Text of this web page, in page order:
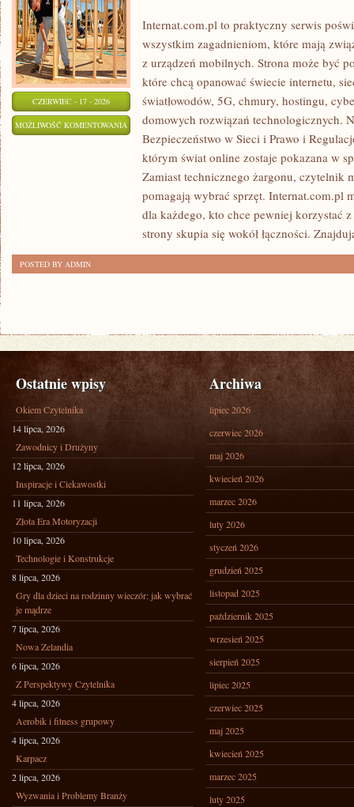
CZERWIEC - 17 - 2026
MOŻLIWOŚĆ KOMENTOWANIA INTERNET
RADIOWY
SATELITARNY
Internat.com.pl to praktyczny serwis
wszystkim zagadnieniom, które mają
z urządzeń mobilnych. Strona może być
które chcą opanować świecie internetu,
światłowodów, 5G, chmury, hostingu,
domowych rozwiązań technologicznych.
Bezpieczeństwo w Sieci i Prawo i
którym świat online zostaje pokazana w
Zamiast technicznego żargonu, czytelnik
pomagają wybrać sprzęt. Internat.com.pl
dla każdego, kto chce pewniej korzystać
strony skupia się wokół łączności.
POSTED BY ADMIN
Ostatnie wpisy
Okiem Czytelnika
14 lipca, 2026
Zawodnicy i Drużyny
12 lipca, 2026
Inspiracje i Ciekawostki
11 lipca, 2026
Złota Era Motoryzacji
10 lipca, 2026
Technologie i Konstrukcje
8 lipca, 2026
Gry dla dzieci na rodzinny wieczór: jak wybrać
je mądrze
7 lipca, 2026
Nowa Zelandia
6 lipca, 2026
Z Perspektywy Czytelnika
4 lipca, 2026
Aerobik i fitness grupowy
4 lipca, 2026
Karpacz
2 lipca, 2026
Wyzwania i Problemy Branży
Archiwa
lipiec 2026
czerwiec 2026
maj 2026
kwiecień 2026
marzec 2026
luty 2026
styczeń 2026
grudzień 2025
listopad 2025
październik 2025
wrzesień 2025
sierpień 2025
lipiec 2025
czerwiec 2025
maj 2025
kwiecień 2025
marzec 2025
luty 2025